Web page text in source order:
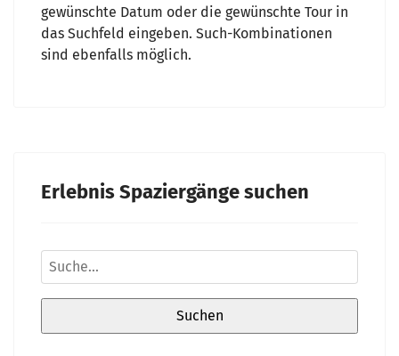
gewünschte Datum oder die gewünschte Tour in
das Suchfeld eingeben. Such-Kombinationen
sind ebenfalls möglich.
Erlebnis Spaziergänge suchen